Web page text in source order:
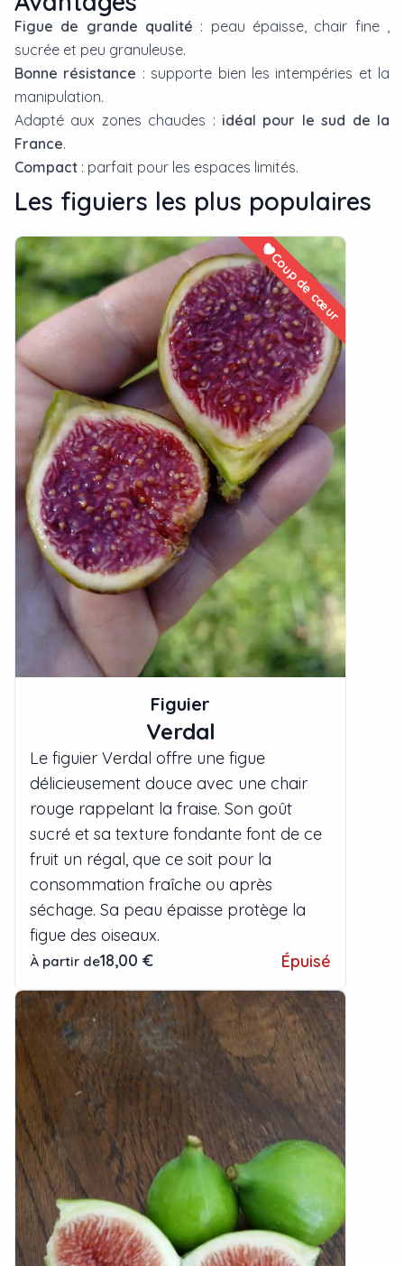
Figue de grande qualité : peau épaisse, chair fine ,
sucrée et peu granuleuse.
Bonne résistance : supporte bien les intempéries et la
manipulation.
Adapté aux zones chaudes : idéal pour le sud de la
France.
Compact : parfait pour les espaces limités.
Les figuiers les plus populaires
Coup de cœur
Figuier
Verdal
Le figuier Verdal offre une figue
délicieusement douce avec une chair
rouge rappelant la fraise. Son goût
sucré et sa texture fondante font de ce
fruit un régal, que ce soit pour la
consommation fraîche ou après
séchage. Sa peau épaisse protège la
figue des oiseaux.
À partir de18,00 € Épuisé